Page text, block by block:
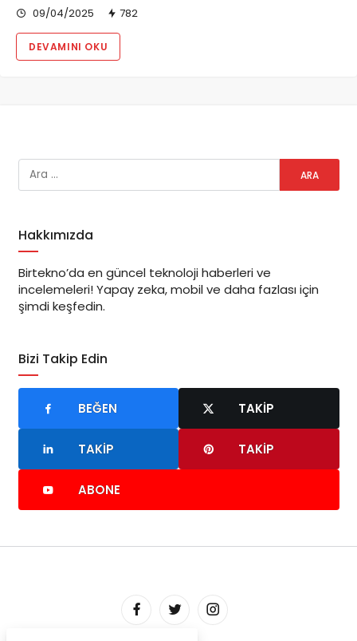
09/04/2025 782
DEVAMINI OKU
Hakkımızda
Birtekno’da en güncel teknoloji haberleri ve
incelemeleri! Yapay zeka, mobil ve daha fazlası için
şimdi keşfedin.
Bizi Takip Edin
BEĞEN TAKIP
TAKIP TAKIP
ABONE